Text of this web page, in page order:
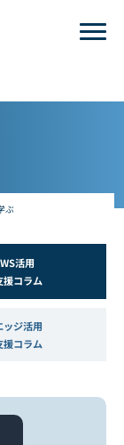
ぶ
活用
援コラム
ッジ活用
援コラム